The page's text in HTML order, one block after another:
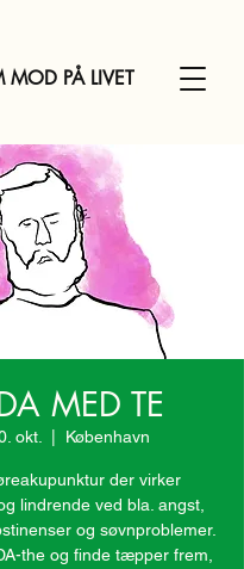
MOD PÅ LIVET
MED TE
okt. København
der virker
lindrende ved bla. angst,
og søvnproblemer.
the og finde tæpper frem,